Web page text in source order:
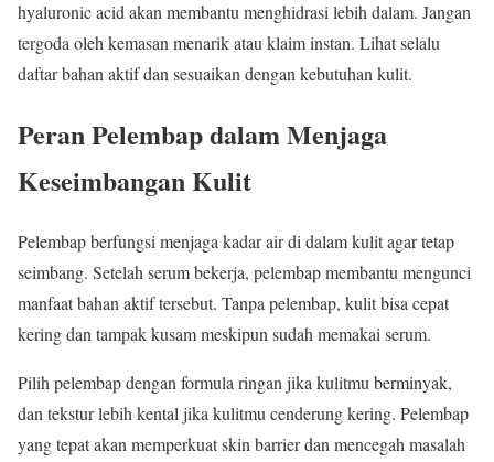
hyaluronic acid akan membantu menghidrasi lebih dalam. Jangan
tergoda oleh kemasan menarik atau klaim instan. Lihat selalu
daftar bahan aktif dan sesuaikan dengan kebutuhan kulit.
Peran Pelembap dalam Menjaga
Keseimbangan Kulit
Pelembap berfungsi menjaga kadar air di dalam kulit agar tetap
seimbang. Setelah serum bekerja, pelembap membantu mengunci
manfaat bahan aktif tersebut. Tanpa pelembap, kulit bisa cepat
kering dan tampak kusam meskipun sudah memakai serum.
Pilih pelembap dengan formula ringan jika kulitmu berminyak,
dan tekstur lebih kental jika kulitmu cenderung kering. Pelembap
yang tepat akan memperkuat skin barrier dan mencegah masalah